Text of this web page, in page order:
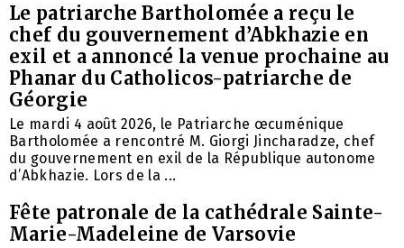
Le patriarche Bartholomée a reçu le
chef du gouvernement d’Abkhazie en
exil et a annoncé la venue prochaine au
Phanar du Catholicos-patriarche de
Géorgie
Le mardi 4 août 2026, le Patriarche œcuménique
Bartholomée a rencontré M. Giorgi Jincharadze, chef
du gouvernement en exil de la République autonome
d’Abkhazie. Lors de la ...
Fête patronale de la cathédrale Sainte-
Marie-Madeleine de Varsovie